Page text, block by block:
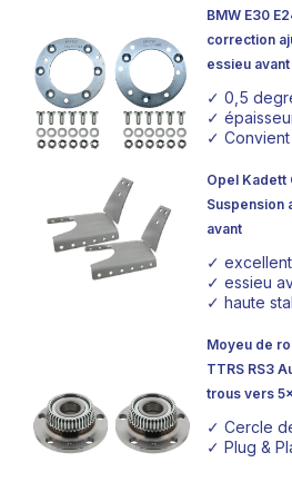
BMW E30
correction ajustage
essieu
✓ 0,5
✓
✓ Convient
Opel Kadett
Suspension
avant
✓
✓ essieu
✓ haute
Moyeu de
TTRS RS3
trous vers
de trous
✓ Cercle
✓ Plug &